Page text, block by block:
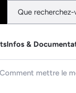
Infos &
Comment mettre le